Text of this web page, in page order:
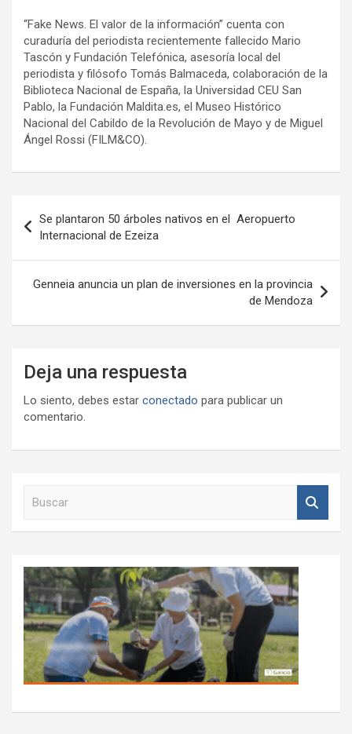
“Fake News. El valor de la información” cuenta con
curaduría del periodista recientemente fallecido Mario
Tascón y Fundación Telefónica, asesoría local del
periodista y filósofo Tomás Balmaceda, colaboración de la
Biblioteca Nacional de España, la Universidad CEU San
Pablo, la Fundación Maldita.es, el Museo Histórico
Nacional del Cabildo de la Revolución de Mayo y de Miguel
Ángel Rossi (FILM&CO).
de
entradas
Se plantaron 50 árboles nativos en el Aeropuerto
Internacional de Ezeiza
Genneia anuncia un plan de inversiones en la provincia
de Mendoza
Deja una respuesta
Lo siento, debes estar conectado para publicar un
comentario.
r